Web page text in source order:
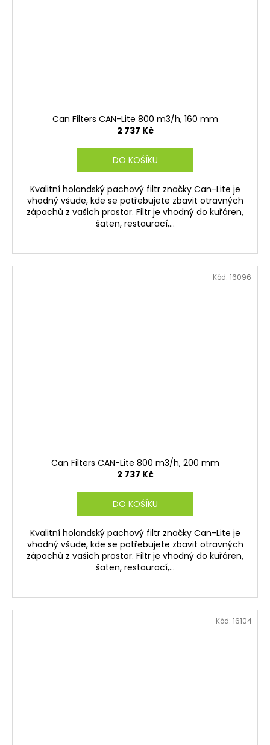
Can Filters CAN-Lite 800 m3/h, 160 mm
2 737 Kč
DO KOŠÍKU
Kvalitní holandský pachový filtr značky Can-Lite je
vhodný všude, kde se potřebujete zbavit otravných
zápachů z vašich prostor. Filtr je vhodný do kuřáren,
šaten, restaurací,...
Can Filters CAN-Lite 800 m3/h, 200 mm
2 737 Kč
DO KOŠÍKU
Kvalitní holandský pachový filtr značky Can-Lite je
vhodný všude, kde se potřebujete zbavit otravných
zápachů z vašich prostor. Filtr je vhodný do kuřáren,
šaten, restaurací,...
Kód: 16096
Kód: 16104